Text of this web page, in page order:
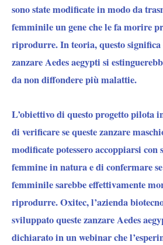
sono state modificate in modo da
femminile un gene che le fa morire
riprodurre. In teoria, questo significa
zanzare Aedes aegypti si
da non diffondere più malattie.
L’obiettivo di questo progetto pilota
di verificare se queste zanzare
modificate potessero accoppiarsi con
femmine in natura e di confermare
femminile sarebbe effettivamente
riprodurre. Oxitec, l’azienda
sviluppato queste zanzare Aedes
dichiarato in un webinar che